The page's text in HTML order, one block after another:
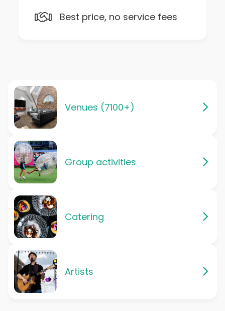
Best price, no service fees
Venues (7100+)
Group activities
Catering
Artists